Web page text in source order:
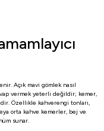
Açık mavi gömlek nasıl
vermek yeterli değildir; kemer,
Özellikle kahverengi tonları,
orta kahve kemerler, bej ve
sunar.